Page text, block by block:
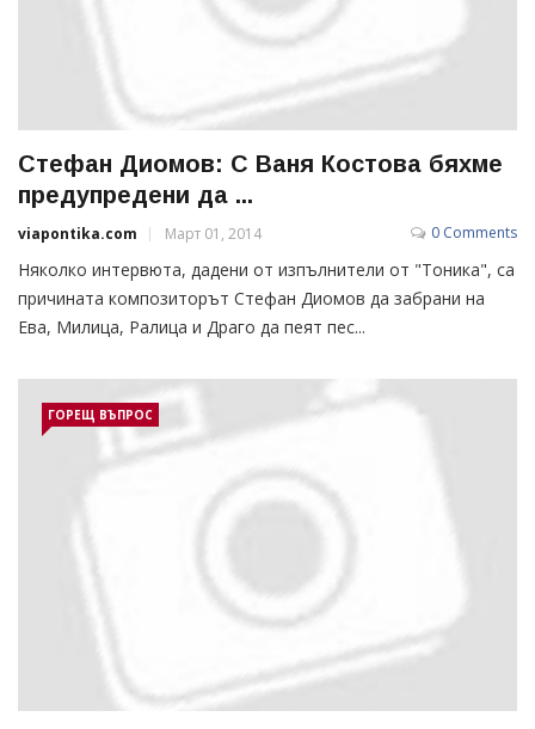
Стефан Диомов: С Ваня Костова бяхме
предупредени да ...
viapontika.com Март 01, 2014 0 Comments
Няколко интервюта, дадени от изпълнители от "Тоника", са
причината композиторът Стефан Диомов да забрани на
Ева, Милица, Ралица и Драго да пеят пес...
ГОРЕЩ ВЪПРОС